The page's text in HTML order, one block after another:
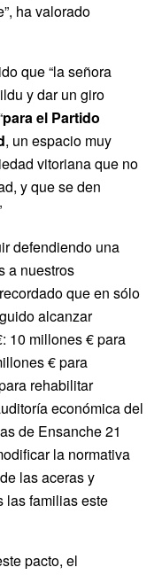
ha valorado
que “la señora
y dar un giro
para el Partido
, un espacio muy
vitoriana que no
y que se den
defendiendo una
a nuestros
que en sólo
alcanzar
10 millones € para
€ para
rehabilitar
económica del
de Ensanche 21
la normativa
las aceras y
las familias este
pacto, el